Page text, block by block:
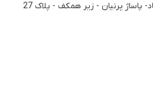
پاساژ پرنیان - زیر همکف - پلاک 27